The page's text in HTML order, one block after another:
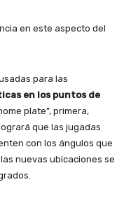
en este aspecto del
para las
en los puntos de
plate”, primera,
que las jugadas
con los ángulos que
nuevas ubicaciones se